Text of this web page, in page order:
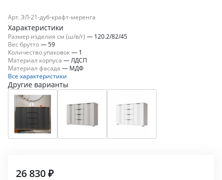
Арт. ЭЛ-21-дуб-крафт-меренга
Характеристики
Размер изделия см (ш/в/г) — 120.2/82/45
Вес брутто— 59
Количество упаковок— 1
Материал корпуса — ЛДСП
Материал фасада — МДФ
Все характеристики
Другие варианты
26 830 ₽